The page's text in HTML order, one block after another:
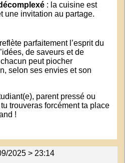
: la cuisine est
une invitation au partage.
parfaitement l’esprit du
de saveurs et de
peut piocher
selon ses envies et son
parent pressé ou
trouveras forcément ta place
!
2025 > 23:14